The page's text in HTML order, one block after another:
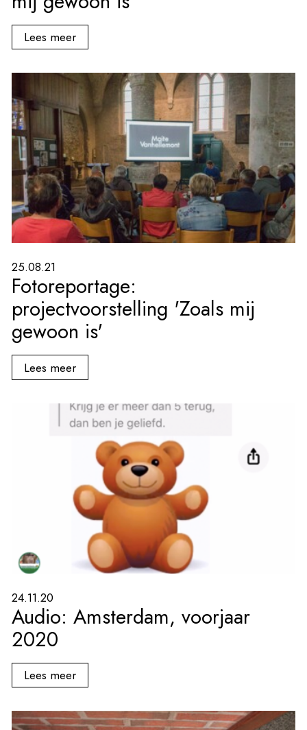
Lees meer
25.08.21
Fotoreportage:
projectvoorstelling 'Zoals mij
gewoon is'
Lees meer
24.11.20
Audio: Amsterdam, voorjaar
2020
Lees meer